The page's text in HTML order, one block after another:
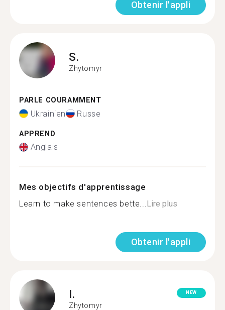
Obtenir l'appli
S.
Zhytomyr
PARLE COURAMMENT
Ukrainien Russe
APPREND
Anglais
Mes objectifs d'apprentissage
Learn to make sentences bette...Lire plus
Obtenir l'appli
I.
Zhytomyr
NEW